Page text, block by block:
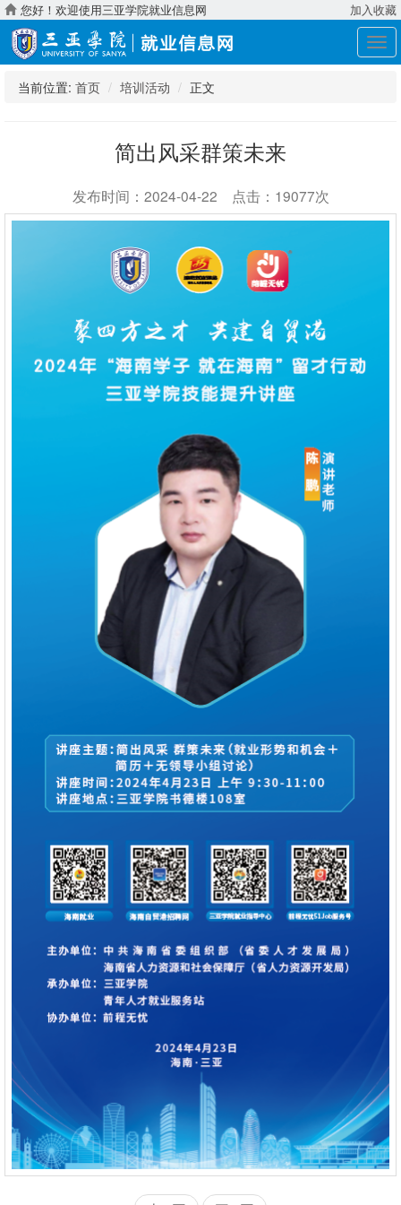
您好！欢迎使用三亚学院就业信息网 加入收藏
展
开
当前位置: 首页 培训活动 正文
简出风采群策未来
发布时间：2024-04-22 点击：19077次